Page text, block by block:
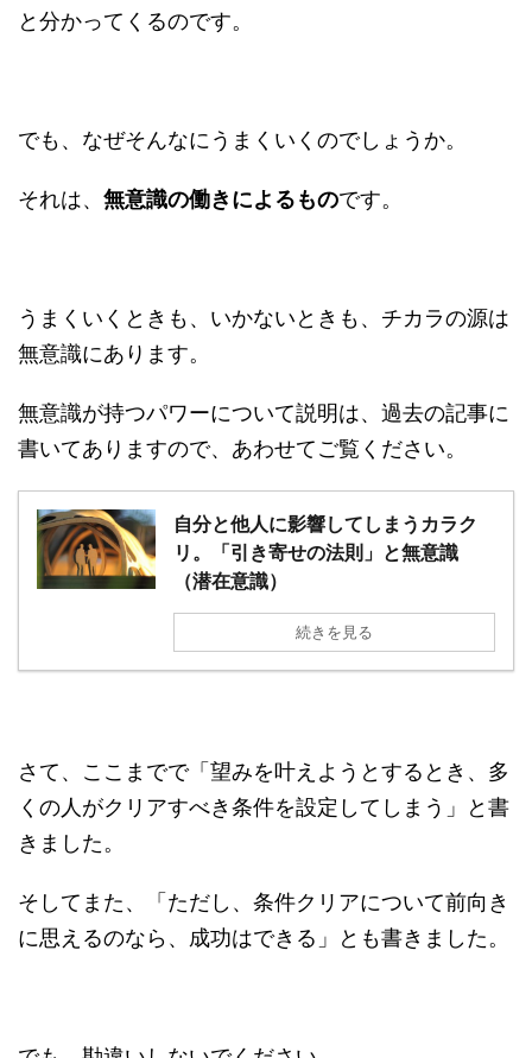
と分かってくるのです。
でも、なぜそんなにうまくいくのでしょうか。
それは、 無意識の働きによるものです。
うまくいくときも、いかないときも、チカラの源は
無意識にあります。
無意識が持つパワーについて説明は、過去の記事に
書いてありますので、あわせてご覧ください。
自分と他人に影響してしまうカラク
リ。「引き寄せの法則」と無意識
（潜在意識）
続きを見る
さて、ここまでで「望みを叶えようとするとき、多
くの人がクリアすべき条件を設定してしまう」と書
きました。
そしてまた、「ただし、条件クリアについて前向き
に思えるのなら、成功はできる」とも書きました。